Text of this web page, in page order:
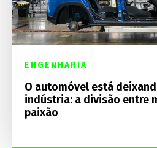
ENGENHARIA
O automóvel está
indústria: a divisão entre
paixão